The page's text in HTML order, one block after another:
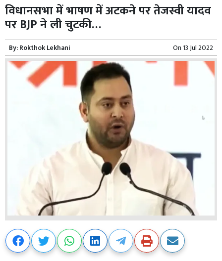
विधानसभा में भाषण में अटकने पर तेजस्वी यादव
पर BJP ने ली चुटकी…
By:Rokthok Lekhani On 13 Jul 2022